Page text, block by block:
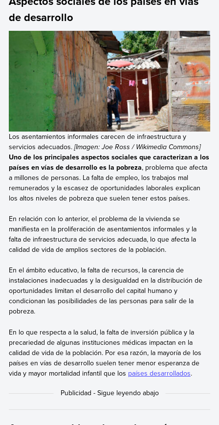
de desarrollo
Los asentamientos informales carecen de infraestructura y
servicios adecuados.[Imagen: Joe Ross / Wikimedia Commons]
Uno de los principales aspectos sociales que caracterizan a los
países en vías de desarrollo es la pobreza, problema que afecta
a millones de personas. La falta de empleo, los trabajos mal
remunerados y la escasez de oportunidades laborales explican
los altos niveles de pobreza que suelen tener estos países.
En relación con lo anterior, el problema de la vivienda se
manifiesta en la proliferación de asentamientos informales y la
falta de infraestructura de servicios adecuada, lo que afecta la
calidad de vida de amplios sectores de la población.
En el ámbito educativo, la falta de recursos, la carencia de
instalaciones inadecuadas y la desigualdad en la distribución de
oportunidades limitan el desarrollo del capital humano y
condicionan las posibilidades de las personas para salir de la
pobreza.
En lo que respecta a la salud, la falta de inversión pública y la
precariedad de algunas instituciones médicas impactan en la
calidad de vida de la población. Por esa razón, la mayoría de los
países en vías de desarrollo suelen tener menor esperanza de
vida y mayor mortalidad infantil que los países desarrollados.